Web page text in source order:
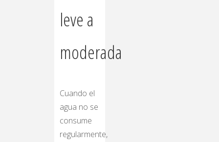
leve a
moderada
Cuando el
agua no se
consume
regularmente,